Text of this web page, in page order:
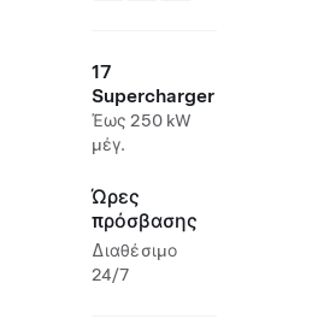
17
Supercharger
Έως 250 kW
μέγ.
Ώρες
πρόσβασης
Διαθέσιμο
24/7